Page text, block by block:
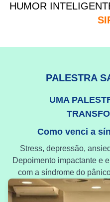
HUMOR
PALESTRA
UMA
Como venci a
Stress, depressão,
Depoimento impactante e
com a síndrome do